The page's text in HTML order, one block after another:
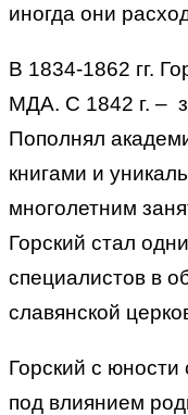
иногда они
В 1834-1862 гг.
МДА. С 1842 г. –
Пополнял
книгами и
многолетним
Горский стал
специалистов в
славянской
Горский с
под влиянием